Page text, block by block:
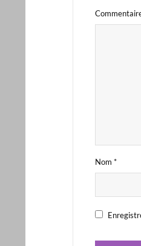
Nom *